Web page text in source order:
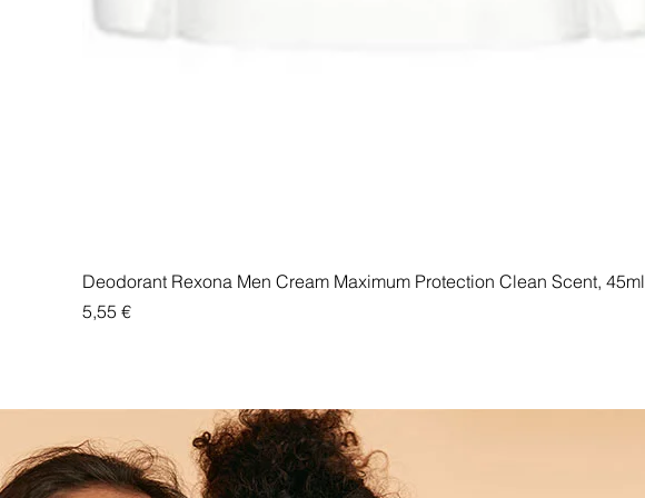
Deodorant Rexona Men Cream Maximum Protection Clean Scent, 45ml
Price
5,55 €